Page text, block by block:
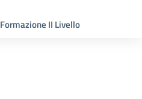
Formazione II Livello